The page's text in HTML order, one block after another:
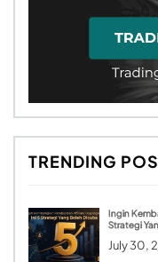
TRENDING
Ingin
Strategi
July 30,